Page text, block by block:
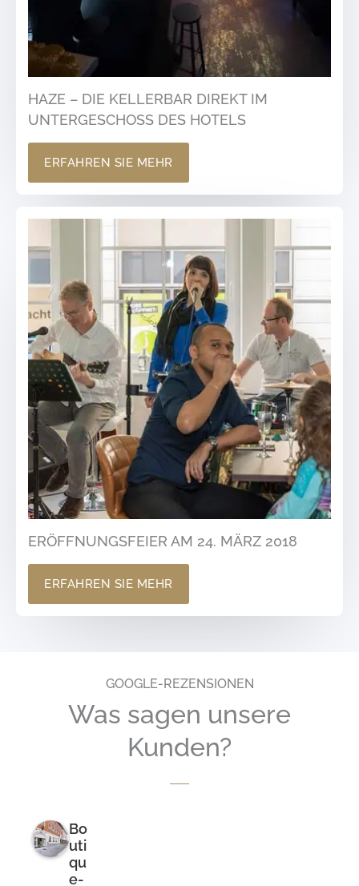
HAZE – DIE KELLERBAR DIREKT IM
UNTERGESCHOSS DES HOTELS
ERFAHREN SIE MEHR
ERÖFFNUNGSFEIER AM 24. MÄRZ 2018
ERFAHREN SIE MEHR
GOOGLE-REZENSIONEN
Was sagen unsere
Kunden?
Bo
uti
qu
e-